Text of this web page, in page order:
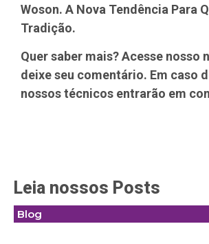
Woson. A Nova Tendência Para
Tradição.
Quer saber mais? Acesse nosso
deixe seu comentário. Em caso
nossos técnicos entrarão em
Leia nossos Posts
Blog